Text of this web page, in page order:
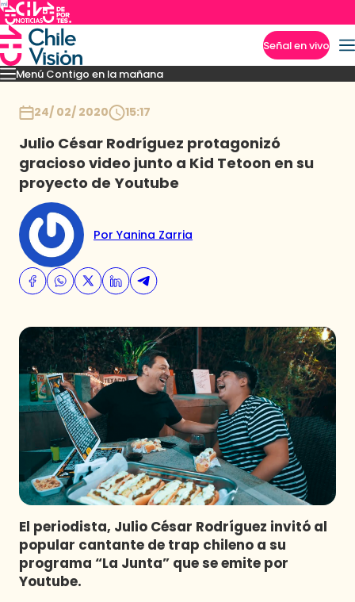
Señal en vivo
Menú Contigo en la mañana
MomentosReportajesDenunciasPolicialPolíticaEspectáculo
24/ 02/ 2020 15:17
Julio César Rodríguez protagonizó
gracioso video junto a Kid Tetoon en su
proyecto de Youtube
Por Yanina Zarria
El periodista, Julio César Rodríguez invitó al
popular cantante de trap chileno a su
programa “La Junta” que se emite por
Youtube.
Imperdibles
Programas
Club De La Comedia
Contigo en Directo
Plan Perfecto
El Tiempo
Sabingo
Todos Los Programas